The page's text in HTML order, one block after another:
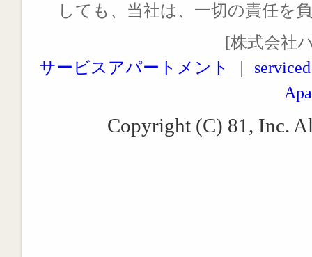
しても、当社は、一切の責任を
[株式会社
サービスアパートメント
Copyright (C) 81, Inc.